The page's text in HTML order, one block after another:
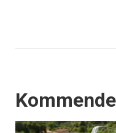
Events